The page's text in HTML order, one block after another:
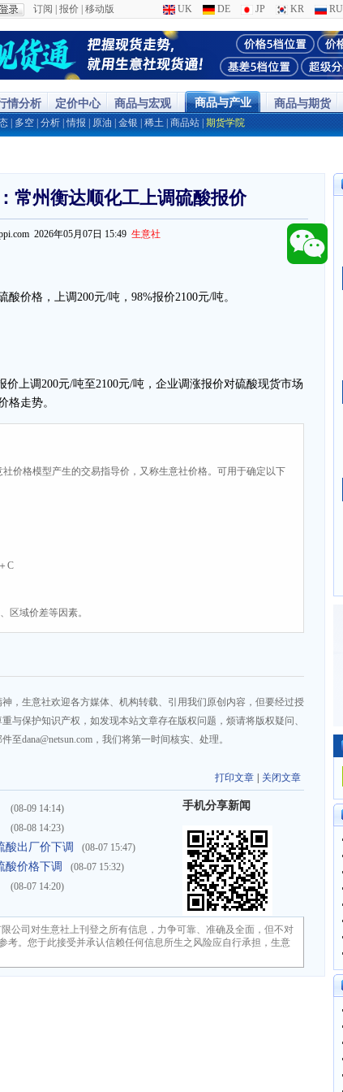
订阅 报价 移动版 UK DE JP KR RU
情分析 定价中心 商品与宏观 商品与产业 商品与期货
多空 分析 |情报 原油 金银 稀土 商品站 期货学院
常州衡达顺化工上调硫酸报价
2026年05月07日 15:49 生意社
价格，上调200元/吨，98%报价2100元/吨。
价上调200元/吨至2100元/吨，企业调涨报价对硫酸现货市场
格走势。
价格模型产生的交易指导价，又称生意社价格。可用于确定以下
C
区域价差等因素。
神，生意社欢迎各方媒体、机构转载、引用我们原创内容，但要经过授
与保护知识产权，如发现本站文章存在版权问题，烦请将版权疑问、
dana@netsun.com，我们将第一时间核实、处理。
打印文章 关闭文章
(08-09 14:14)
(08-08 14:23)
酸出厂价下调 (08-07 15:47)
酸价格下调 (08-07 15:32)
(08-07 14:20)
手机分享新闻
公司对生意社上刊登之所有信息，力争可靠、准确及全面，但不对
考。您于此接受并承认信赖任何信息所生之风险应自行承担，生意